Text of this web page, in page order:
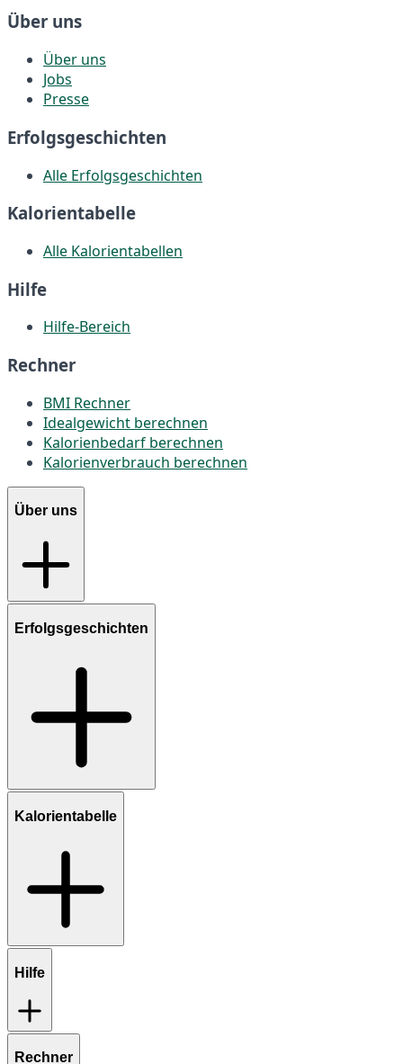
Über uns
Über uns
Jobs
Presse
Erfolgsgeschichten
Alle Erfolgsgeschichten
Kalorientabelle
Alle Kalorientabellen
Hilfe
Hilfe-Bereich
Rechner
BMI Rechner
Idealgewicht berechnen
Kalorienbedarf berechnen
Kalorienverbrauch berechnen
Über uns
Erfolgsgeschichten
Kalorientabelle
Hilfe
Rechner